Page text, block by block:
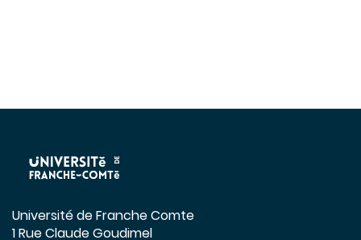
Université de Franche Comte
1 Rue Claude Goudimel